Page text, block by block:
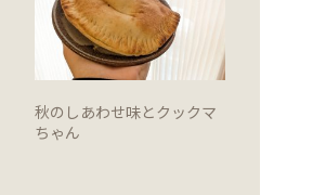
秋のしあわせ味とクックマ
ちゃん